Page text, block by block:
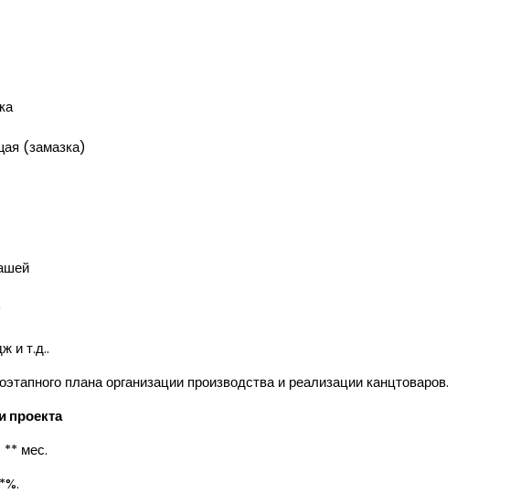
(замазка)
и т.д..
плана организации производства и реализации канцтоваров.
проекта
** мес.